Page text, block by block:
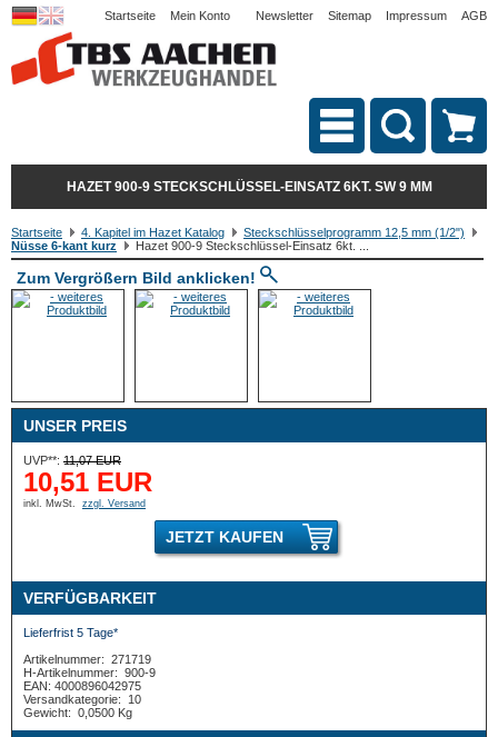
Startseite Mein Konto Newsletter Sitemap Impressum AGB
HAZET 900-9 STECKSCHLÜSSEL-EINSATZ 6KT. SW 9 MM
Startseite 4. Kapitel im Hazet Katalog
Steckschlüsselprogramm 12,5 mm (1/2")
Nüsse 6-kant kurz
Hazet 900-9 Steckschlüssel-Einsatz 6kt. ...
Zum Vergrößern Bild anklicken!
UNSER PREIS
UVP**: 11,07 EUR
10,51 EUR
inkl. MwSt. zzgl. Versand
JETZT KAUFEN
VERFÜGBARKEIT
Lieferfrist 5 Tage*
Artikelnummer: 271719
H-Artikelnummer: 900-9
EAN: 4000896042975
Versandkategorie:
10
Gewicht: 0,0500 Kg